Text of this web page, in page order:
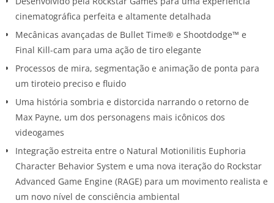
cinematográfica perfeita e altamente detalhada
Mecânicas avançadas de Bullet Time® e Shootdodge™ e
Final Kill-cam para uma ação de tiro elegante
Processos de mira, segmentação e animação de ponta para
um tiroteio preciso e fluido
Uma história sombria e distorcida narrando o retorno de
Max Payne, um dos personagens mais icônicos dos
videogames
Integração estreita entre o Natural Motionilitis Euphoria
Character Behavior System e uma nova iteração do Rockstar
Advanced Game Engine (RAGE) para um movimento realista e
um novo nível de consciência ambiental